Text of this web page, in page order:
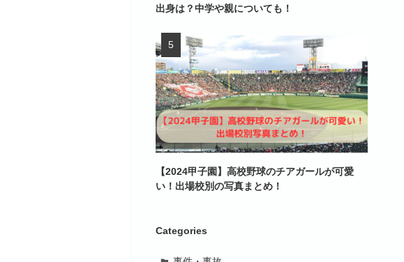
出身は？中学や親についても！
【2024甲子園】高校野球のチアガールが可愛
い！出場校別の写真まとめ！
Categories